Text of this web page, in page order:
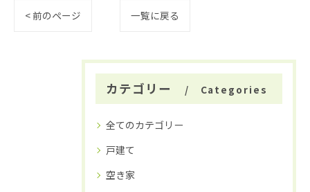
< 前のページ 一覧に戻る
カテゴリー Categories
全てのカテゴリー
戸建て
空き家